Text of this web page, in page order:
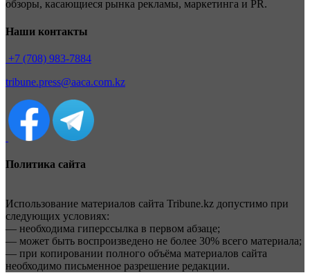
обзоры, касающиеся рынка рекламы, маркетинга и PR.
Наши контакты
+7 (708) 983-7884
tribune.press@aaca.com.kz
Политика сайта
Использование материалов сайта Tribune.kz допустимо при
следующих условиях:
— необходима гиперссылка в первом абзаце;
— может быть воспроизведено не более 30% всего материала;
— при копировании полного объёма материалов сайта
необходимо письменное разрешение редакции.